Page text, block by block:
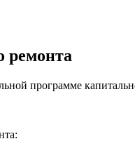
ремонта
программе